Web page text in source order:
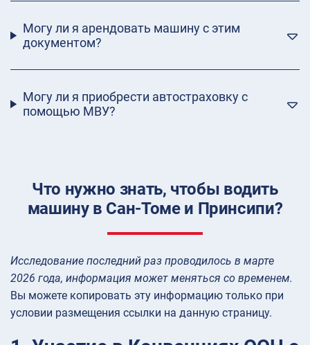
Могу ли я арендовать машину с этим
документом?
Могу ли я приобрести автостраховку с
помощью МВУ?
Что нужно знать, чтобы водить
машину в Сан-Томе и Принсипи?
Исследование последний раз проводилось в марте
2026 года, информация может меняться со временем.
Вы можете копировать эту информацию только при
условии размещения ссылки на данную страницу.